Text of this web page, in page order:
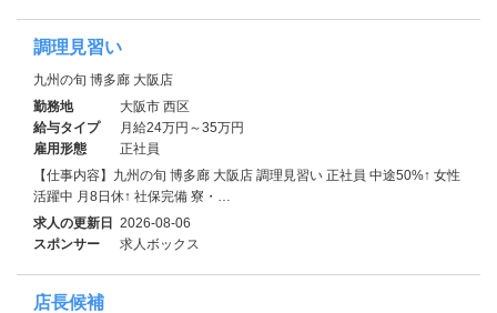
調理見習い
九州の旬 博多廊 大阪店
勤務地
大阪市 西区
給与タイプ
月給24万円～35万円
雇用形態
正社員
【仕事内容】九州の旬 博多廊 大阪店 調理見習い 正社員 中途50%↑ 女性
活躍中 月8日休↑ 社保完備 寮・…
求人の更新日 2026-08-06
スポンサー
求人ボックス
店長候補